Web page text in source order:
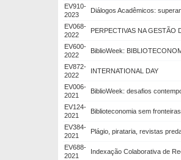
EV910-
2023
Diálogos Acadêmicos:
EV068-
2022
PERPECTIVAS NA GESTÃO
EV600-
2022
BiblioWeek:
EV872-
2022
INTERNATIONAL DAY
EV006-
2021
BiblioWeek: desafios
EV124-
2021
Biblioteconomia sem
EV384-
2021
Plágio, pirataria, revistas
EV688-
2021
Indexação Colaborativa de